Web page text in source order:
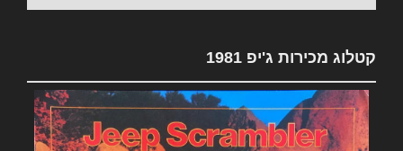
קטלוג מכירות ג'יפ 1981